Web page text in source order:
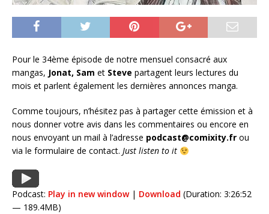
Pour le 34ème épisode de notre mensuel consacré aux
mangas, Jonat, Sam et Steve partagent leurs lectures du
mois et parlent également les dernières annonces manga.
Comme toujours, n’hésitez pas à partager cette émission et à
nous donner votre avis dans les commentaires ou encore en
nous envoyant un mail à l’adresse podcast@comixity.fr ou
via le formulaire de contact. Just listen to it
Podcast: Play in new window| Download (Duration: 3:26:52
— 189.4MB)